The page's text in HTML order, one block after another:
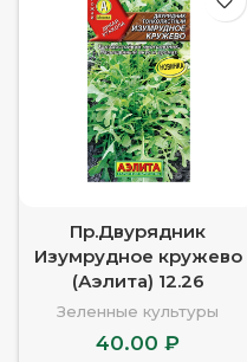
Пр.Двурядник
Изумрудное кружево
(Аэлита) 12.26
Зеленные культуры
40.00₽